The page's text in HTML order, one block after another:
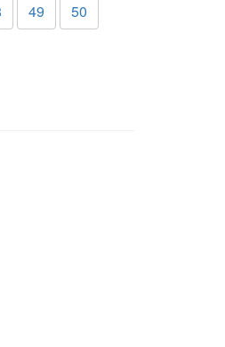
49
50